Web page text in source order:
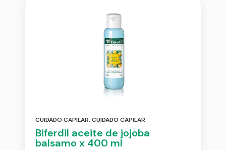
CUIDADO CAPILAR,CUIDADO CAPILAR
Biferdil aceite de jojoba
balsamo x 400 ml